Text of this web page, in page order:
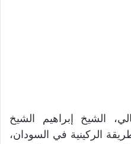
الشيخ إبراهيم الشيخ
الركينية في السودان،